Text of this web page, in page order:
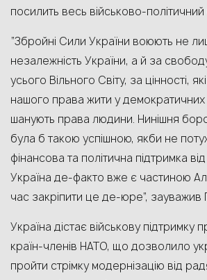
посилить весь військово-
“Збройні Сили України воюють не
незалежність України, а й за
усього Вільного Світу, за цінності,
нашого права жити у демократичних
шанують права людини. Нинішня
була б такою успішною, якби не
фінансова та політична підтримка
Україна де-факто вже є частиною
час закріпити це де-юре”,
Україна дістає військову підтримку
країн-членів НАТО, що дозволило
пройти стрімку модернізацію від